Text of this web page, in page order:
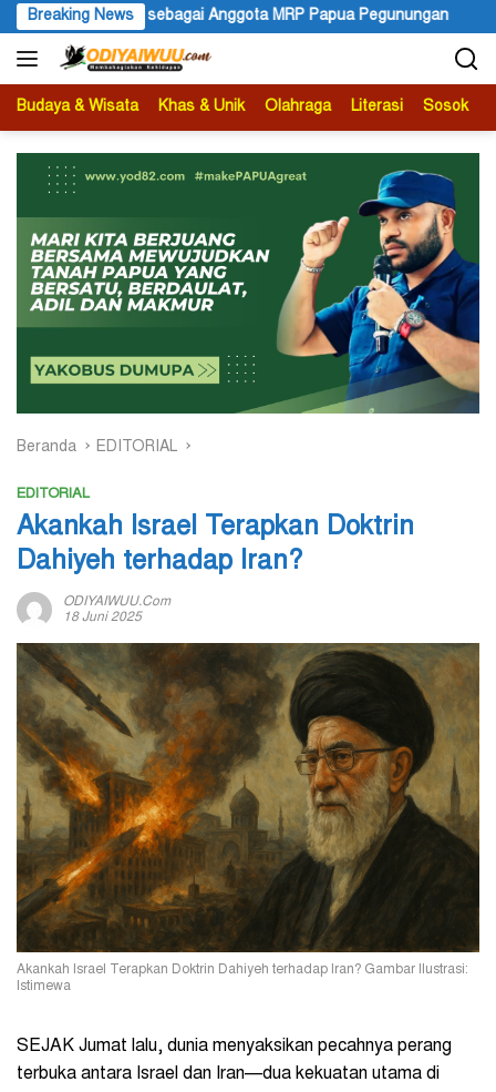
Langsung
ke
konten
Breaking News
MRP Papua Pegunungan Papua dalam Politik Kebenaran
Budaya & Wisata Khas & Unik Olahraga Literasi Sosok
Beranda EDITORIAL
EDITORIAL
Akankah Israel Terapkan Doktrin
Dahiyeh terhadap Iran?
ODIYAIWUU.com
18 Juni 2025
Akankah Israel Terapkan Doktrin Dahiyeh terhadap Iran? Gambar Ilustrasi:
Istimewa
SEJAK Jumat lalu, dunia menyaksikan pecahnya perang
terbuka antara Israel dan Iran—dua kekuatan utama di